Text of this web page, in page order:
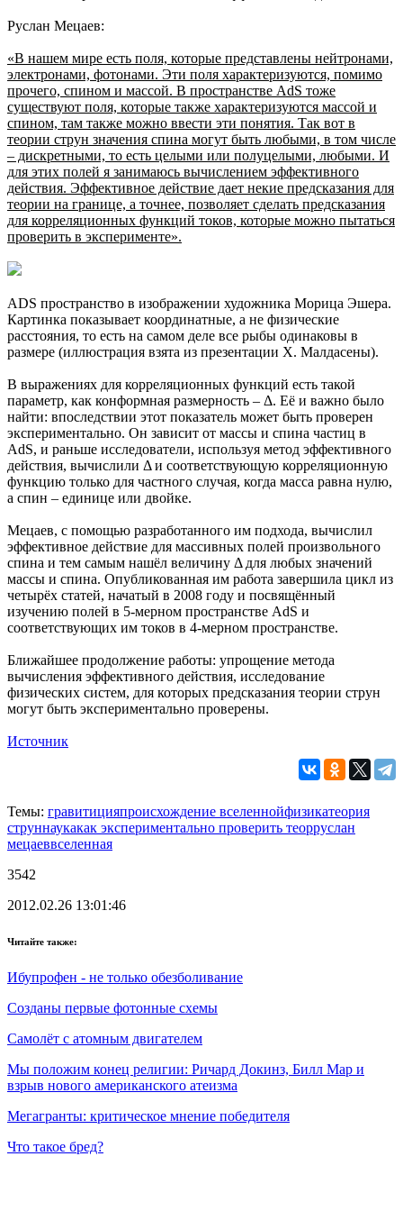
Руслан Мецаев:
«В нашем мире есть поля, которые представлены нейтронами,
электронами, фотонами. Эти поля характеризуются, помимо
прочего, спином и массой. В пространстве AdS тоже
существуют поля, которые также характеризуются массой и
спином, там также можно ввести эти понятия. Так вот в
теории струн значения спина могут быть любыми, в том числе
– дискретными, то есть целыми или полуцелыми, любыми. И
для этих полей я занимаюсь вычислением эффективного
действия. Эффективное действие дает некие предсказания для
теории на границе, а точнее, позволяет сделать предсказания
для корреляционных функций токов, которые можно пытаться
проверить в эксперименте».
ADS пространство в изображении художника Морица Эшера.
Картинка показывает координатные, а не физические
расстояния, то есть на самом деле все рыбы одинаковы в
размере (иллюстрация взята из презентации Х. Малдасены).
В выражениях для корреляционных функций есть такой
параметр, как конформная размерность – Δ. Её и важно было
найти: впоследствии этот показатель может быть проверен
экспериментально. Он зависит от массы и спина частиц в
AdS, и раньше исследователи, используя метод эффективного
действия, вычислили Δ и соответствующую корреляционную
функцию только для частного случая, когда масса равна нулю,
а спин – единице или двойке.
Мецаев, с помощью разработанного им подхода, вычислил
эффективное действие для массивных полей произвольного
спина и тем самым нашёл величину Δ для любых значений
массы и спина. Опубликованная им работа завершила цикл из
четырёх статей, начатый в 2008 году и посвящённый
изучению полей в 5-мерном пространстве AdS и
соответствующих им токов в 4-мерном пространстве.
Ближайшее продолжение работы: упрощение метода
вычисления эффективного действия, исследование
физических систем, для которых предсказания теории струн
могут быть экспериментально проверены.
Источник
Темы: гравитицияпроисхождение вселеннойфизикатеория
струннаукакак экспериментально проверить теорруслан
мецаеввселенная
3542
2012.02.26 13:01:46
Читайте также:
Ибупрофен - не только обезболивание
Созданы первые фотонные схемы
Самолёт с атомным двигателем
Мы положим конец религии: Ричард Докинз, Билл Мар и
взрыв нового американского атеизма
Мегагранты: критическое мнение победителя
Что такое бред?